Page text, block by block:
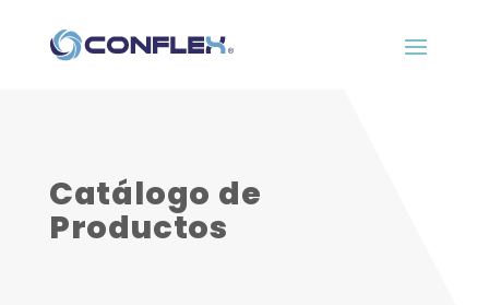
Catálogo de
Productos